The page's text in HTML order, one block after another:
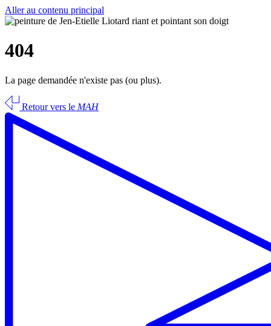
Aller au contenu principal
404
La page demandée n'existe pas (ou plus).
Retour vers le MAH